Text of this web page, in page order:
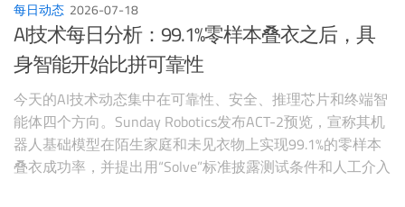
每日动态 2026-07-18
AI技术每日分析：99.1%零样本叠衣之后，具
身智能开始比拼可靠性
今天的AI技术动态集中在可靠性、安全、推理芯片和终端智
能体四个方向。Sunday Robotics发布ACT-2预览，宣称其机
器人基础模型在陌生家庭和未见衣物上实现99.1%的零样本
叠衣成功率，并提出用“Solve”标准披露测试条件和人工介入